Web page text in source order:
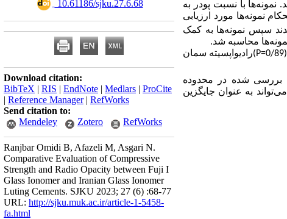
گروه سمان تهیه شد. نمونه‌ها با نسبت پودر به
نمونه‌ها مورد ارزیابی
سپس نمونه‌ها به کمک
محاسبه شد.
(0/89=P) رادیواپسیته سمان
بررسی شده در محدوده
به عنوان جایگزین
‎ 10.61186/sjku.27.6.68
Download citation:
BibTeX | RIS | EndNote | Medlars | ProCite
| Reference Manager| RefWorks
Send citation to:
Mendeley
Zotero RefWorks
Ranjbar Omidi B, Afazeli M, Asgari N.
Comparative Evaluation of Compressive
Strength and Radio Opacity between Fuji I
Glass Ionomer and Iranian Glass Ionomer
Luting Cements. SJKU 2023; 27 (6) :68-77
URL: http://sjku.muk.ac.ir/article-1-5458-
fa.html